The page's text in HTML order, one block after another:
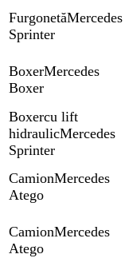
FurgonetăMercedes
Sprinter
BoxerMercedes
Boxer
Boxercu lift
hidraulicMercedes
Sprinter
CamionMercedes
Atego
CamionMercedes
Atego